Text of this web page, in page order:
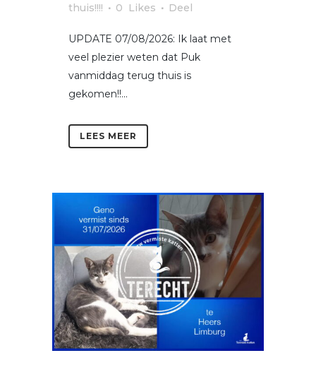
thuis!!!!
0 Likes Deel
UPDATE 07/08/2026: Ik laat met
veel plezier weten dat Puk
vanmiddag terug thuis is
gekomen!!...
LEES MEER